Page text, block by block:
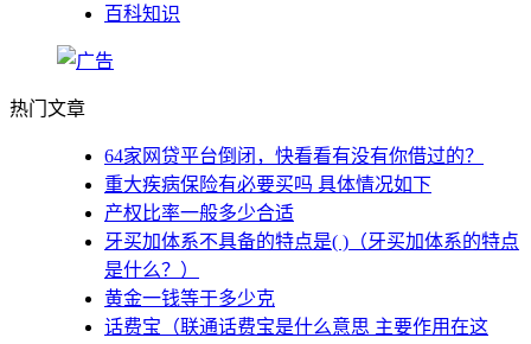
百科知识
热门文章
64家网贷平台倒闭，快看看有没有你借过的？
重大疾病保险有必要买吗 具体情况如下
产权比率一般多少合适
牙买加体系不具备的特点是( )（牙买加体系的特点
是什么？）
黄金一钱等于多少克
话费宝（联通话费宝是什么意思 主要作用在这